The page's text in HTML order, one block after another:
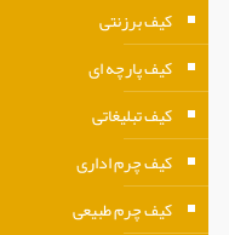
کیف برزنتی
کیف پارچه ای
کیف تبلیغاتی
کیف چرم اداری
کیف چرم طبیعی